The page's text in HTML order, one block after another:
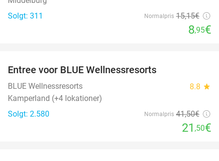
Solgt: 311
Normalpris 15,15€
8,95€
Entree voor BLUE Wellnessresorts
BLUE Wellnessresorts 8.8 star
Kamperland (+4 lokationer)
Solgt: 2.580
Normalpris 41,50€
21 ,50€